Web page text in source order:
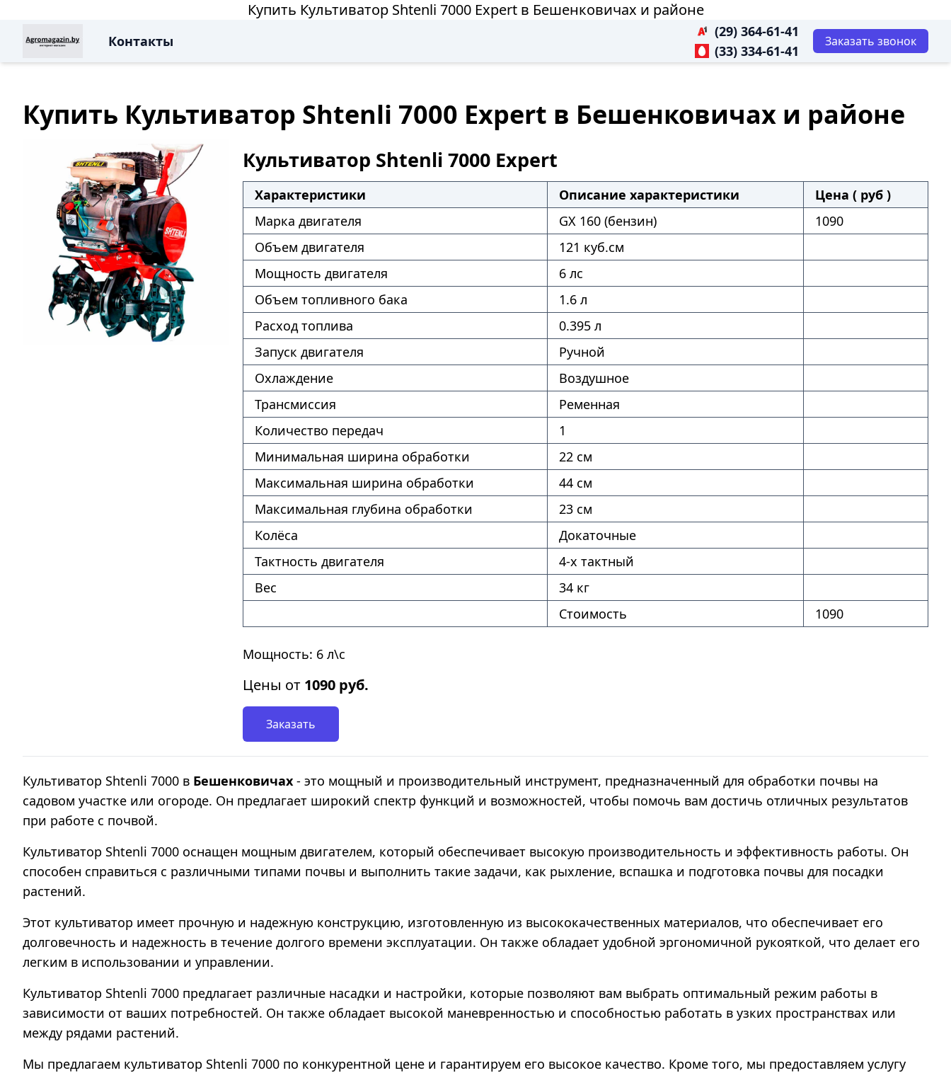
Купить Культиватор Shtenli 7000 Expert в Бешенковичах и районе
Контакты
(29) 364-61-41
(33) 334-61-41
Заказать звонок
Купить Культиватор Shtenli 7000 Expert в Бешенковичах и районе
Культиватор Shtenli 7000 Expert
Характеристики Описание характеристики
Цена ( руб )
Марка двигателя
GX 160 (бензин)
1090
Объем двигателя
121 куб.см
Мощность двигателя
6 лс
Объем топливного бака
1.6 л
Расход топлива
0.395 л
Запуск двигателя
Ручной
Охлаждение
Воздушное
Трансмиссия
Ременная
Количество передач
1
Минимальная ширина обработки
22 см
Максимальная ширина обработки
44 см
Максимальная глубина обработки
23 см
Колёса
Докаточные
Тактность двигателя
4-х тактный
Вес
34 кг
Стоимость
1090
Мощность: 6 л\с
Цены от 1090 руб.
Заказать
Культиватор Shtenli 7000 в Бешенковичах - это мощный и производительный инструмент, предназначенный для обработки почвы на
садовом участке или огороде. Он предлагает широкий спектр функций и возможностей, чтобы помочь вам достичь отличных результатов
при работе с почвой.
Культиватор Shtenli 7000 оснащен мощным двигателем, который обеспечивает высокую производительность и эффективность работы. Он
способен справиться с различными типами почвы и выполнить такие задачи, как рыхление, вспашка и подготовка почвы для посадки
растений.
Этот культиватор имеет прочную и надежную конструкцию, изготовленную из высококачественных материалов, что обеспечивает его
долговечность и надежность в течение долгого времени эксплуатации. Он также обладает удобной эргономичной рукояткой, что делает его
легким в использовании и управлении.
Культиватор Shtenli 7000 предлагает различные насадки и настройки, которые позволяют вам выбрать оптимальный режим работы в
зависимости от ваших потребностей. Он также обладает высокой маневренностью и способностью работать в узких пространствах или
между рядами растений.
Мы предлагаем культиватор Shtenli 7000 по конкурентной цене и гарантируем его высокое качество. Кроме того, мы предоставляем услугу